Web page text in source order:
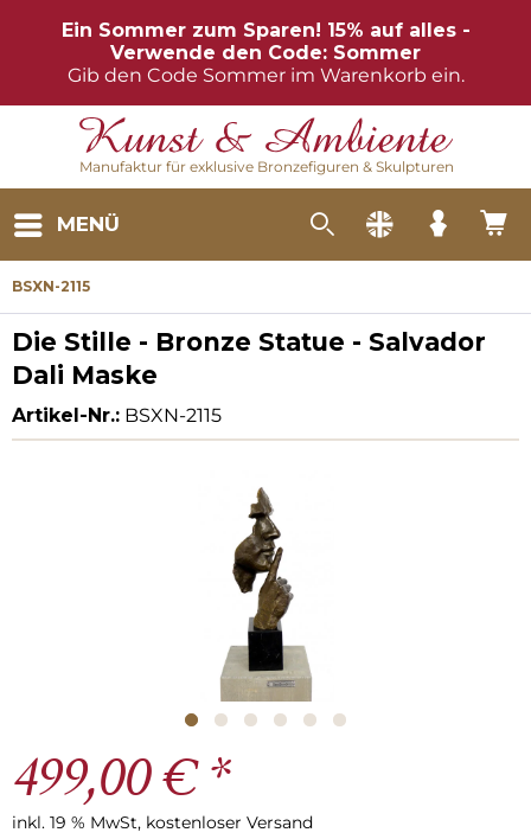
Ein Sommer zum Sparen! 15% auf alles -
Verwende den Code: Sommer
Gib den Code Sommer im Warenkorb ein.
Manufaktur für exklusive Bronzefiguren & Skulpturen
MENÜ
BSXN-2115
Die Stille - Bronze Statue - Salvador
Dali Maske
Artikel-Nr.: BSXN-2115
499,00 € *
inkl. 19 % MwSt, kostenloser Versand